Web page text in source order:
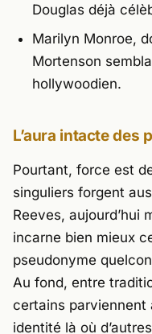
Douglas déjà
Marilyn Monroe,
Mortenson
hollywoodien.
L’aura intacte des
Pourtant, force est
singuliers forgent
Reeves, aujourd’hui
incarne bien mieux
pseudonyme
Au fond, entre
certains parviennent
identité là où